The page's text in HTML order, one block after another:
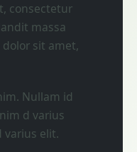
consectetur
massa
sit amet,
Nullam id
d varius
varius elit.